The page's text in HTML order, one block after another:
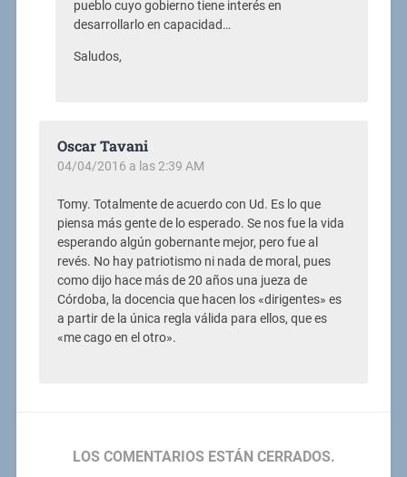
pueblo cuyo gobierno tiene interés en
desarrollarlo en capacidad…
Saludos,
Oscar Tavani
04/04/2016 a las 2:39 AM
Tomy. Totalmente de acuerdo con Ud. Es lo que
piensa más gente de lo esperado. Se nos fue la vida
esperando algún gobernante mejor, pero fue al
revés. No hay patriotismo ni nada de moral, pues
como dijo hace más de 20 años una jueza de
Córdoba, la docencia que hacen los «dirigentes» es
a partir de la única regla válida para ellos, que es
«me cago en el otro».
LOS COMENTARIOS ESTÁN CERRADOS.